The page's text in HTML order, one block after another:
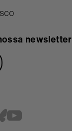
newsletter